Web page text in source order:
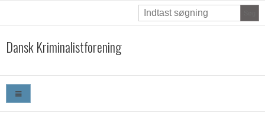
Dansk Kriminalistforening